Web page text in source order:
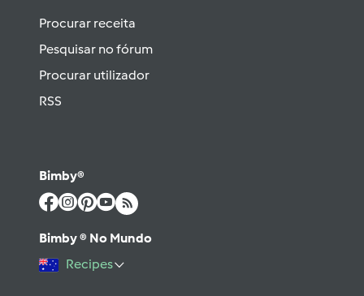
Procurar receita
Pesquisar no fórum
Procurar utilizador
RSS
Bimby®
Bimby ® No Mundo
Recipes